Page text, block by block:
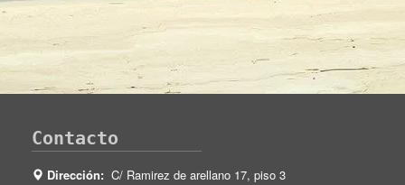
Contacto
Dirección: C/ Ramirez de arellano 17, piso 3